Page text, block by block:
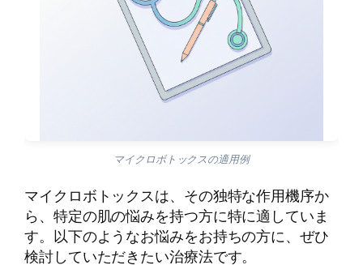
マイクロボトックスの適用例
マイクロボトックスは、その独特な作用機序か
ら、特定の肌の悩みを持つ方に特に適していま
す。以下のようなお悩みをお持ちの方に、ぜひ
検討していただきたい治療法です。